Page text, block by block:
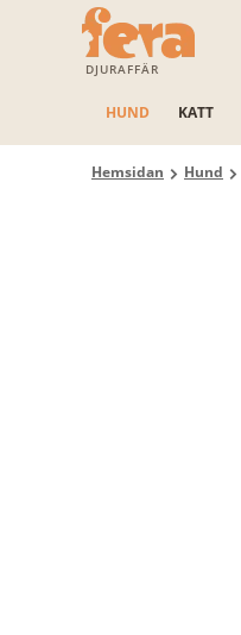
DJURAFFÄR
HUND KATT
Hemsidan Hund